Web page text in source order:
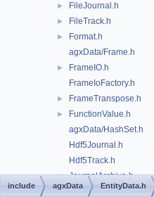
► FileJournal.h
► FileTrack.h
►
Format.h
agxData/Frame.h
►
FrameIO.h
FrameIoFactory.h
► FrameTranspose.h
►
FunctionValue.h
agxData/HashSet.h
Hdf5Journal.h
Hdf5Track.h
► JournalArchive.h
► JsonWriter.h
include agxData EntityData.h